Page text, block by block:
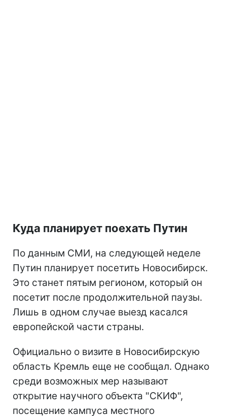
Куда планирует поехать Путин
По данным СМИ, на следующей неделе
Путин планирует посетить Новосибирск.
Это станет пятым регионом, который он
посетит после продолжительной паузы.
Лишь в одном случае выезд касался
европейской части страны.
Официально о визите в Новосибирскую
область Кремль еще не сообщал. Однако
среди возможных мер называют
открытие научного объекта "СКИФ",
посещение кампуса местного